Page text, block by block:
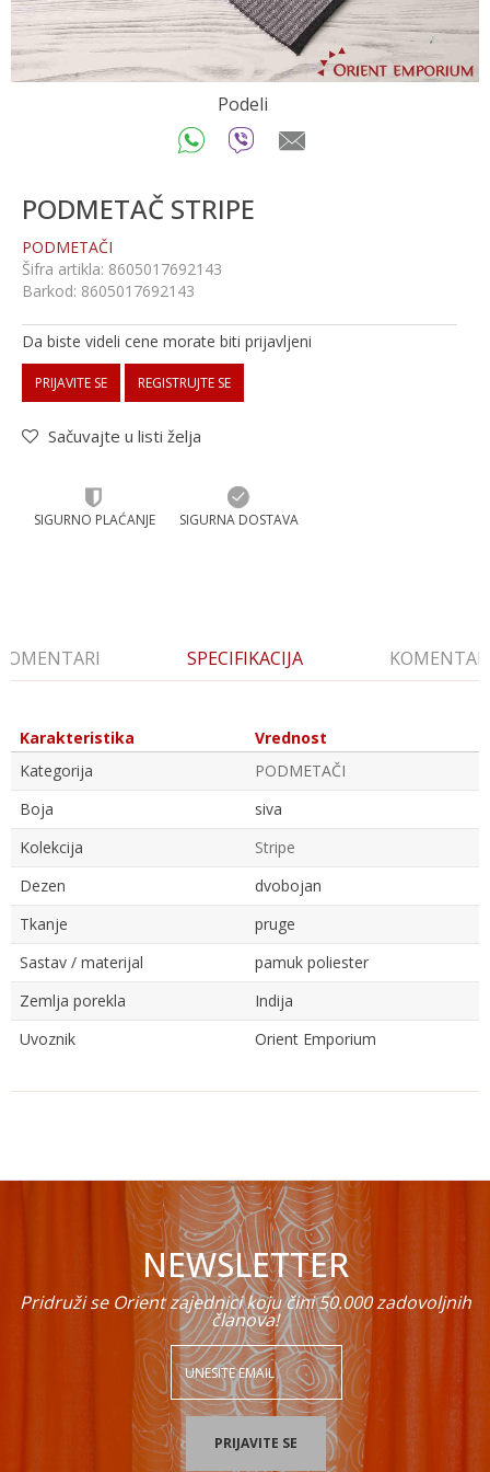
Podeli
PODMETAČ STRIPE
PODMETAČI
Šifra artikla: 8605017692143
Barkod: 8605017692143
Da biste videli cene morate biti prijavljeni
PRIJAVITE SE REGISTRUJTE SE
Sačuvajte u listi želja
SIGURNO PLAĆANJE SIGURNA DOSTAVA
SPECIFIKACIJA
Karakteristika
Vrednost
Kategorija
PODMETAČI
Boja
siva
Kolekcija
Stripe
Dezen
dvobojan
Tkanje
pruge
Sastav / materijal
pamuk poliester
Zemlja porekla
Indija
Uvoznik
Orient Emporium
NEWSLETTER
Pridruži se Orient zajednici koju čini 50.000 zadovoljnih
članova!
PRIJAVITE SE